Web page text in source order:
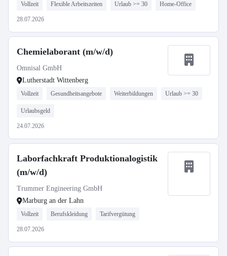
Vollzeit Flexible Arbeitszeiten Urlaub >= 30 Home-Office
28.07.2026
Chemielaborant (m/w/d)
Omnisal GmbH
Lutherstadt Wittenberg
Vollzeit Gesundheitsangebote Weiterbildungen Urlaub >= 30
Urlaubsgeld
24.07.2026
Laborfachkraft Produktionalogistik
(m/w/d)
Trummer Engineering GmbH
Marburg an der Lahn
Vollzeit Berufskleidung Tarifvergütung
28.07.2026